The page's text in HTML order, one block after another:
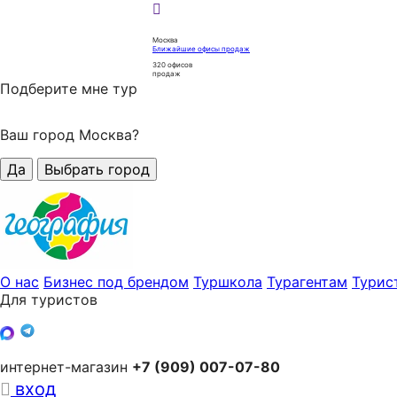
Москва
Ближайшие офисы продаж
320 офисов
продаж
Подберите мне тур
Ваш город Москва?
Да
Выбрать город
О нас Бизнес под брендом Туршкола Турагентам
Для туристов
интернет-магазин +7 (909) 007-07-80
вход